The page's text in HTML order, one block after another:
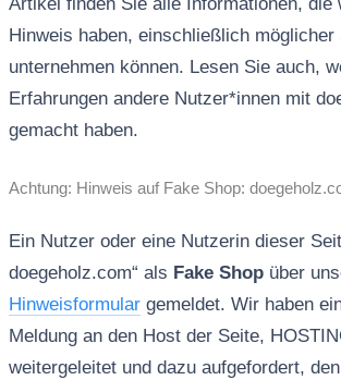
Hinweis haben, einschließlich
unternehmen können. Lesen Sie auch,
Erfahrungen andere Nutzer*innen mit
gemacht haben.
Achtung: Hinweis auf Fake Shop:
Ein Nutzer oder eine Nutzerin dieser
doegeholz.com“ als Fake Shopüber
Hinweisformulargemeldet. Wir haben
Meldung an den Host der Seite,
weitergeleitet und dazu aufgefordert,